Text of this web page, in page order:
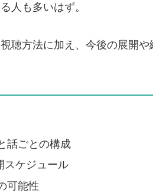
人も多いはず。
聴方法に加え、今後の展開
話ごとの構成
スケジュール
可能性